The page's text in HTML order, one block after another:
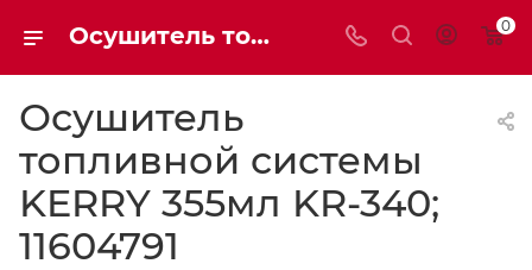
Осушитель топливной системы KERRY 355мл KR-340; 11604791 | Мaxim-stroy 0
Осушитель
топливной системы
KERRY 355мл KR-340;
11604791